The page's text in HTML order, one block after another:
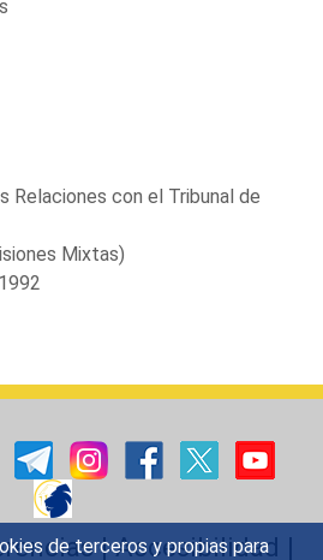
de terceros y propias para
Relaciones con el Tribunal de
Mixtas)
|Accesibilidad |